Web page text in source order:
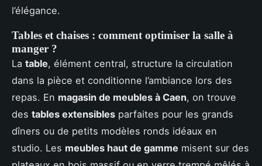
l’élégance.
Tables et chaises : comment optimiser la salle à
manger ?
La table, élément central, structure la circulation
dans la pièce et conditionne l’ambiance lors des
repas. En magasin de meubles à Caen, on trouve
des tables extensibles parfaites pour les grands
dîners ou de petits modèles ronds idéaux en
studio. Les meubles haut de gamme misent sur des